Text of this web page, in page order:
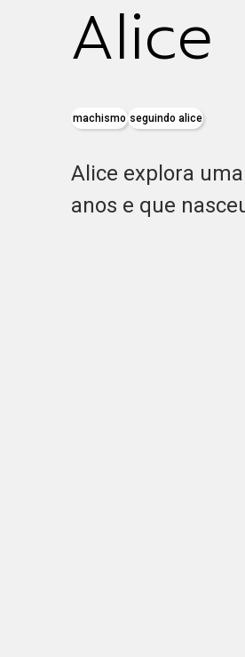
Alice
machismo seguindo alice
Alice explora
anos e que